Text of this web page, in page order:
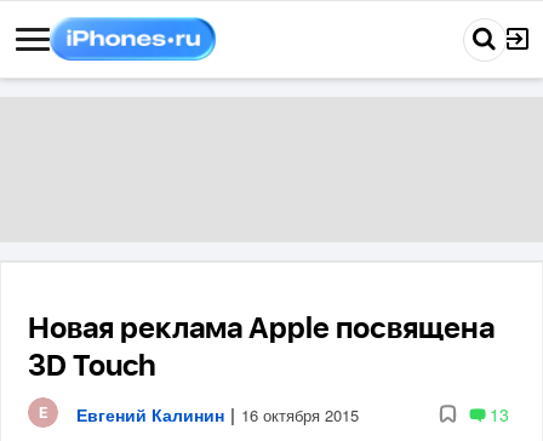
Новая реклама Apple посвящена
3D Touch
Евгений Калинин | 16 октября 2015 13